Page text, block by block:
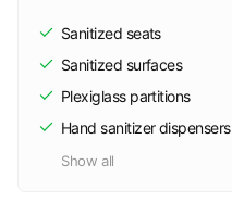
Sanitized seats
Sanitized surfaces
Plexiglass partitions
Hand sanitizer dispensers
Show all